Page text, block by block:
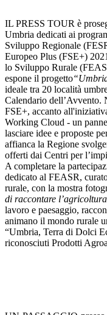
IL PRESS TOUR è
Umbria dedicati ai
Sviluppo Regionale
Europeo Plus (FSE+)
lo Sviluppo Rurale
espone il progetto
ideale tra 20 località
Calendario dell’Avvento.
FSE+, accanto
Working Cloud - un
lasciare idee e proposte
affianca la Regione
offerti dai Centri per
A completare la
dedicato al FEASR,
rurale, con la mostra
di raccontare
lavoro e paesaggio,
animano il mondo rurale
“Umbria, Terra di Dolci
riconosciuti Prodotti